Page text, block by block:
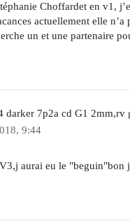
Choffardet en v1,
actuellement elle n’a
un et une partenaire
darker 7p2a cd G1 2mm,rv
9:44
aurai eu le